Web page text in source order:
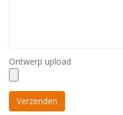
Ontwerp upload